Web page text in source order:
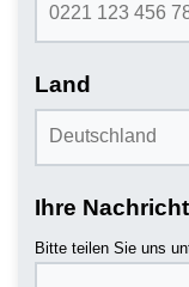
Land
Ihre
Bitte teilen Sie uns